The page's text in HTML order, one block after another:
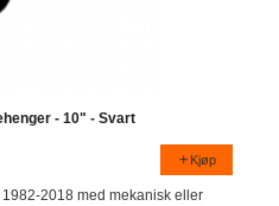
- 10" - Svart
Kjøp
2018 med mekanisk eller